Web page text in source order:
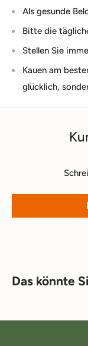
Als gesunde
Bitte die
Stellen Sie
Kauen am
glücklich,
Das könnte